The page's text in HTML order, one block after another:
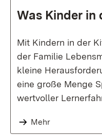
Was Kin­der in
Mit Kindern in der
der Familie
kleine
eine große Menge
wertvoller
Mehr